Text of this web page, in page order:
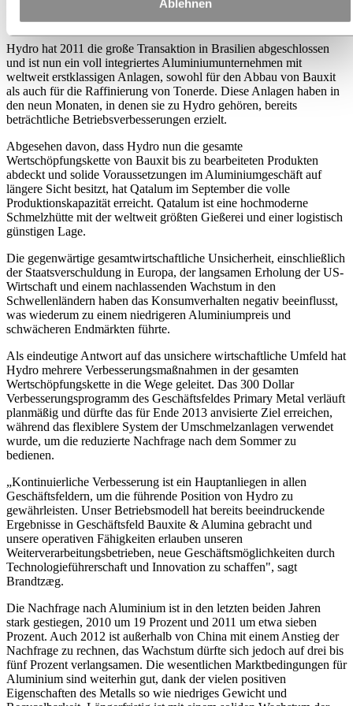
Ablehnen
Branche dieses zukunftsträchtigen Metals weiter zu verbessern", so
Brandtzæg.
Hydro hat 2011 die große Transaktion in Brasilien abgeschlossen
und ist nun ein voll integriertes Aluminiumunternehmen mit
weltweit erstklassigen Anlagen, sowohl für den Abbau von Bauxit
als auch für die Raffinierung von Tonerde. Diese Anlagen haben in
den neun Monaten, in denen sie zu Hydro gehören, bereits
beträchtliche Betriebsverbesserungen erzielt.
Abgesehen davon, dass Hydro nun die gesamte
Wertschöpfungskette von Bauxit bis zu bearbeiteten Produkten
abdeckt und solide Voraussetzungen im Aluminiumgeschäft auf
längere Sicht besitzt, hat Qatalum im September die volle
Produktionskapazität erreicht. Qatalum ist eine hochmoderne
Schmelzhütte mit der weltweit größten Gießerei und einer logistisch
günstigen Lage.
Die gegenwärtige gesamtwirtschaftliche Unsicherheit, einschließlich
der Staatsverschuldung in Europa, der langsamen Erholung der US-
Wirtschaft und einem nachlassenden Wachstum in den
Schwellenländern haben das Konsumverhalten negativ beeinflusst,
was wiederum zu einem niedrigeren Aluminiumpreis und
schwächeren Endmärkten führte.
Als eindeutige Antwort auf das unsichere wirtschaftliche Umfeld hat
Hydro mehrere Verbesserungsmaßnahmen in der gesamten
Wertschöpfungskette in die Wege geleitet. Das 300 Dollar
Verbesserungsprogramm des Geschäftsfeldes Primary Metal verläuft
planmäßig und dürfte das für Ende 2013 anvisierte Ziel erreichen,
während das flexiblere System der Umschmelzanlagen verwendet
wurde, um die reduzierte Nachfrage nach dem Sommer zu
bedienen.
„Kontinuierliche Verbesserung ist ein Hauptanliegen in allen
Geschäftsfeldern, um die führende Position von Hydro zu
gewährleisten. Unser Betriebsmodell hat bereits beeindruckende
Ergebnisse in Geschäftsfeld Bauxite & Alumina gebracht und
unsere operativen Fähigkeiten erlauben unseren
Weiterverarbeitungsbetrieben, neue Geschäftsmöglichkeiten durch
Technologieführerschaft und Innovation zu schaffen", sagt
Brandtzæg.
Die Nachfrage nach Aluminium ist in den letzten beiden Jahren
stark gestiegen, 2010 um 19 Prozent und 2011 um etwa sieben
Prozent. Auch 2012 ist außerhalb von China mit einem Anstieg der
Nachfrage zu rechnen, das Wachstum dürfte sich jedoch auf drei bis
fünf Prozent verlangsamen. Die wesentlichen Marktbedingungen für
Aluminium sind weiterhin gut, dank der vielen positiven
Eigenschaften des Metalls so wie niedriges Gewicht und